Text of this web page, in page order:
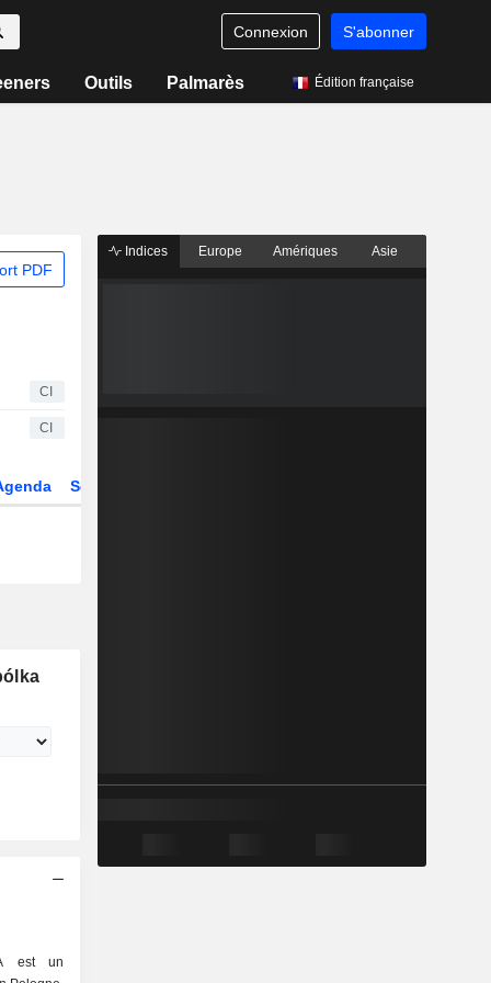
Connexion S'abonner
Outils Palmarès Édition française
PDF
CI
CI
Secteur
est un
Indices Europe Amériques Asie